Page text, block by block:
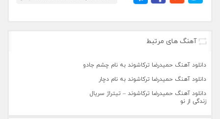
آهنگ های مرتبط
دانلود آهنگ حمیدرضا ترکاشوند به نام چشم جادو
دانلود آهنگ حمیدرضا ترکاشوند به نام دچار
دانلود آهنگ حمیدرضا ترکاشوند – تیتراژ سریال
زندگی از نو